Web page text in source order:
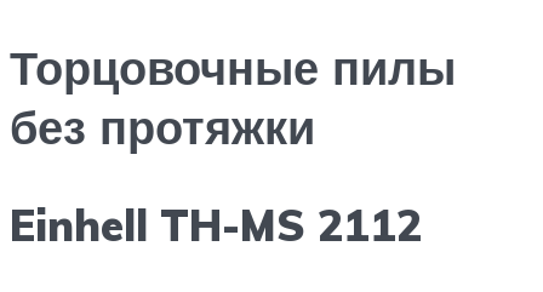
Торцовочные пилы
без протяжки
Einhell TH-MS 2112